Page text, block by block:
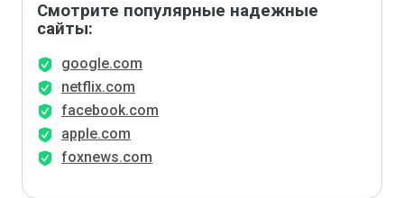
Смотрите популярные надежные
сайты:
google.com
netflix.com
facebook.com
apple.com
foxnews.com